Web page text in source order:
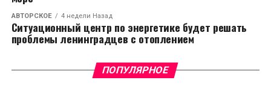
АВТОРСКОЕ 4 недели Назад
Ситуационный центр по энергетике будет решать
проблемы ленинградцев с отоплением
ПОПУЛЯРНОЕ